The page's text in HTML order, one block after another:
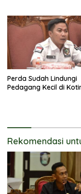
Perda Sudah Lindungi
Pedagang Kecil di
Rekomendasi